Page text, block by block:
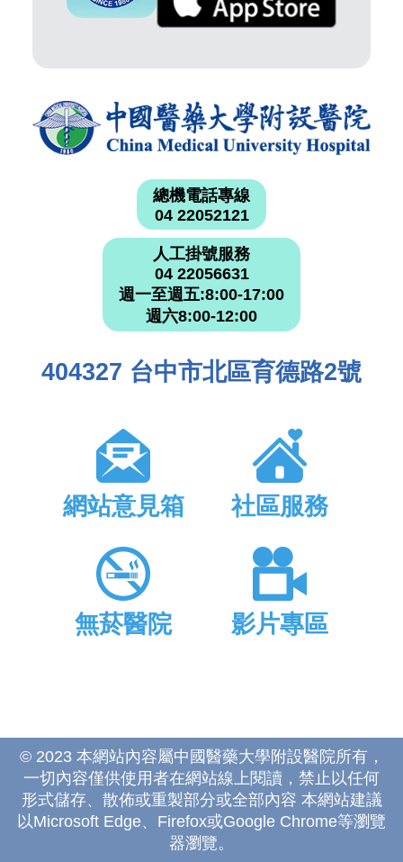
總機電話專線
04 22052121
人工掛號服務
04 22056631
週一至週五:8:00-17:00
週六8:00-12:00
404327 台中市北區育德路2號
網站意見箱 社區服務
無菸醫院 影片專區
© 2023 本網站內容屬中國醫藥大學附設醫院所有，
一切內容僅供使用者在網站線上閱讀，禁止以任何
形式儲存、散佈或重製部分或全部內容 本網站建議
以Microsoft Edge、Firefox或Google Chrome等瀏覽
器瀏覽。